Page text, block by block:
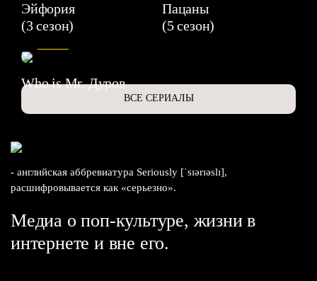
Эйфория
(3 сезон)
Пацаны
(5 сезон)
Who is Mr. Дуров
ВСЕ СЕРИАЛЫ
- английская аббревиатура Seriously [ˈsɪərɪəslɪ],
расшифровывается как «серьезно».
Медиа о поп-культуре, жизни в
интернете и вне его.